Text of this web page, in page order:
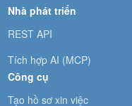
Nhà phát triển
REST API
Tích hợp AI (MCP)
Công cụ
Tạo hồ sơ xin việc